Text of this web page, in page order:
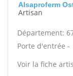
Alsaproferm
Artisan
Département:
Porte d'entrée -
Voir la fiche